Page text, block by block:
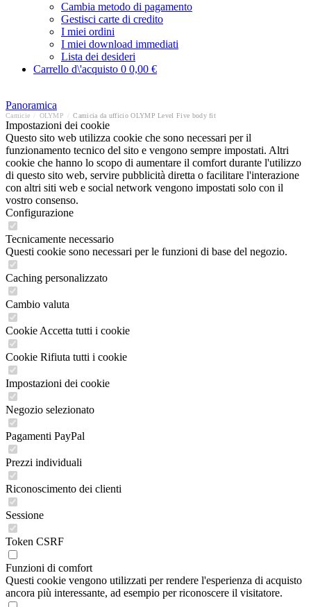
Cambia metodo di pagamento
Gestisci carte di credito
I miei ordini
I miei download immediati
Lista dei desideri
Carrello d\'acquisto 0 0,00 €
Panoramica
Camicie OLYMP Camicia da ufficio OLYMP Level Five body fit
Impostazioni dei cookie
Questo sito web utilizza cookie che sono necessari per il
funzionamento tecnico del sito e vengono sempre impostati. Altri
cookie che hanno lo scopo di aumentare il comfort durante l'utilizzo
di questo sito web, servire pubblicità diretta o facilitare l'interazione
con altri siti web e social network vengono impostati solo con il
vostro consenso.
Configurazione
Tecnicamente necessario
Questi cookie sono necessari per le funzioni di base del negozio.
Caching personalizzato
Cambio valuta
Cookie Accetta tutti i cookie
Cookie Rifiuta tutti i cookie
Impostazioni dei cookie
Negozio selezionato
Pagamenti PayPal
Prezzi individuali
Riconoscimento dei clienti
Sessione
Token CSRF
Funzioni di comfort
Questi cookie vengono utilizzati per rendere l'esperienza di acquisto
ancora più interessante, ad esempio per riconoscere il visitatore.